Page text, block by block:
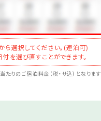
ださいませ。
ら選択してください。(連泊可)
を選び直すことができます。
りのご宿泊料金（税・サ込）となります